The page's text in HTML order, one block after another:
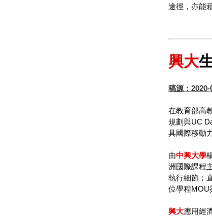
途徑，亦能
興大
稿源：
在教育部高
規劃與UC
具國際移動
由中興大學
洲國際課程
執行細節；
位學程MOU
興大應用經